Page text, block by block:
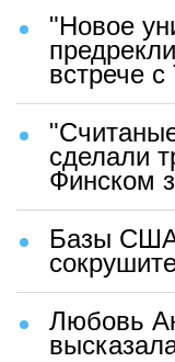
"Новое
встрече
сделали
Финском
Базы США
Любовь